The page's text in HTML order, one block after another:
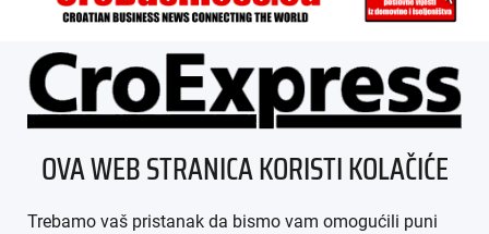
ÜBER UNS
IMPRESSUM
OVA WEB STRANICA KORISTI KOLAČIĆE
Trebamo vaš pristanak da bismo vam omogućili puni